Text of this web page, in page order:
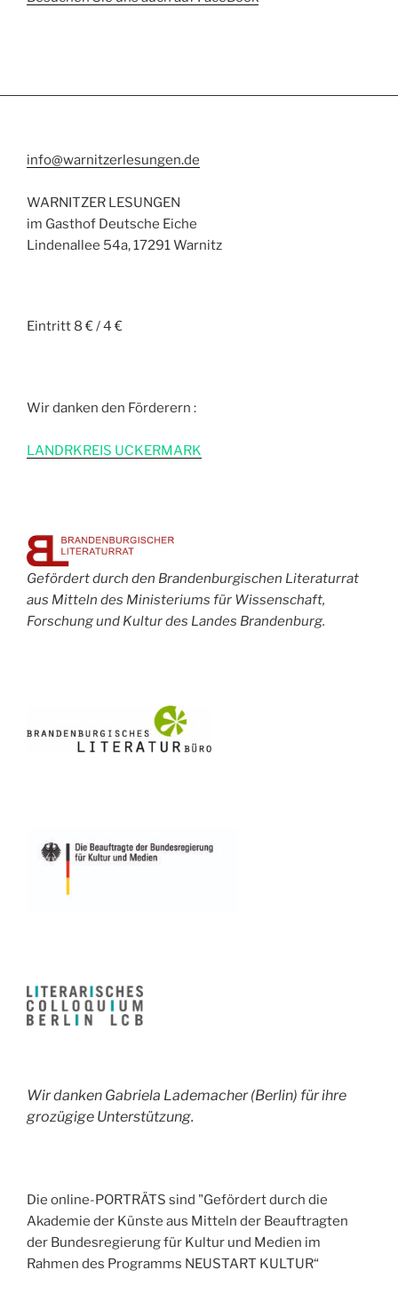
info@warnitzerlesungen.de
WARNITZER LESUNGEN
im Gasthof Deutsche Eiche
Lindenallee 54a, 17291 Warnitz
Eintritt 8 € / 4 €
Wir danken den Förderern :
LANDRKREIS UCKERMARK
Gefördert durch den Brandenburgischen Literaturrat
aus Mitteln des Ministeriums für Wissenschaft,
Forschung und Kultur des Landes Brandenburg.
Wir danken Gabriela Lademacher (Berlin) für ihre
grozügige Unterstützung.
Die online-PORTRÄTS sind "Gefördert durch die
Akademie der Künste aus Mitteln der Beauftragten
der Bundesregierung für Kultur und Medien im
Rahmen des Programms NEUSTART KULTUR“